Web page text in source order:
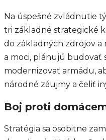
Na úspešné zvládnutie
tri základné strategické
do základných zdrojov a
a moci, plánujú budovať
modernizovať armádu,
národné záujmy a čeliť
Boj proti
Stratégia sa osobitne